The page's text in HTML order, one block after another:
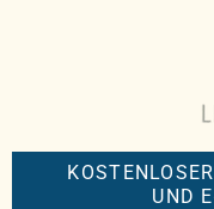
UND